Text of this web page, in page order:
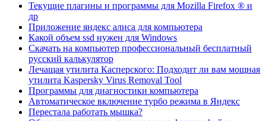
Текущие плагины и программы для Mozilla Firefox ® и
др
Приложение яндекс алиса для компьютера
Какой объем ssd нужен для Windows
Скачать на компьютер профессиональный бесплатный
русский калькулятор
Лечащая утилита Касперского: Подходит ли вам мощная
утилита Kaspersky Virus Removal Tool
Программы для диагностики компьютера
Автоматическое включение турбо режима в Яндекс
Перестала работать мышка?